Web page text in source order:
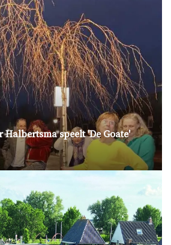
Halbertsma speelt 'De Goate'